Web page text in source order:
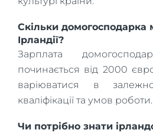
Скільки
Ірландії?
Зарплата
починається від 2000
варіюватися в
кваліфікації та умов роботи.
Чи потрібно знати